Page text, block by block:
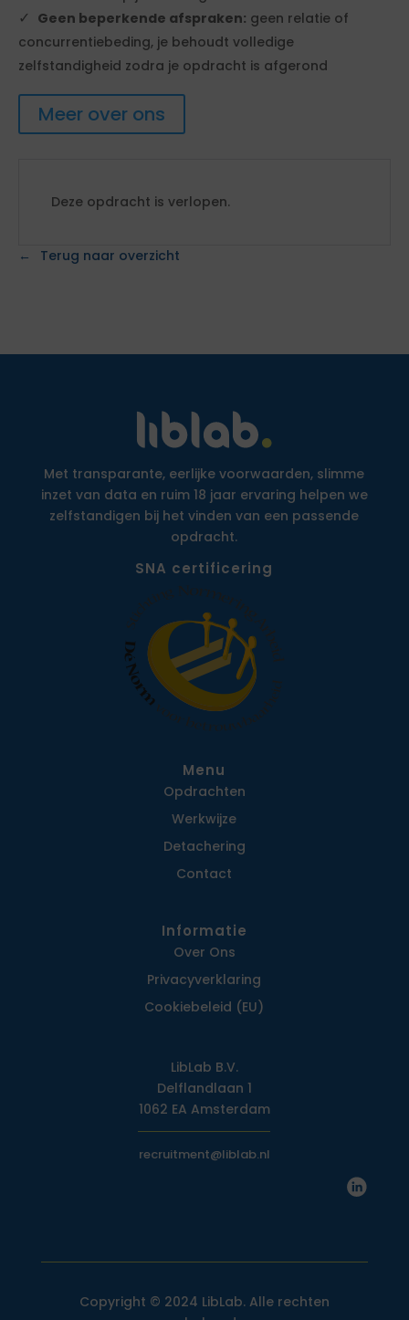
Geen beperkende afspraken: geen relatie of
concurrentiebeding, je behoudt volledige
zelfstandigheid zodra je opdracht is afgerond
Meer over ons
Deze opdracht is verlopen.
Terug naar overzicht
Met transparante, eerlijke voorwaarden, slimme
inzet van data en ruim 18 jaar ervaring helpen we
zelfstandigen bij het vinden van een passende
opdracht.
SNA certificering
Menu
Opdrachten
Werkwijze
Detachering
Contact
Informatie
Over Ons
Privacy­verklaring
Cookiebeleid (EU)
LibLab B.V.
Delflandlaan 1
1062 EA Amsterdam
recruitment@liblab.nl
Copyright © 2024 LibLab. Alle rechten